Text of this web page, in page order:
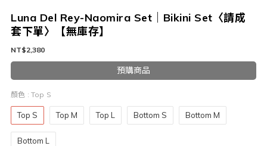
Luna Del Rey-Naomira Set｜Bikini Set〈請成
套下單〉【無庫存】
NT$2,380
預購商品
顏色 : Top S
Top S Top M Top L Bottom S Bottom M
Bottom L